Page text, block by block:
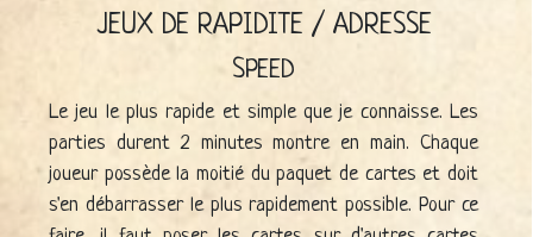
JEUX DE RAPIDITE / ADRESSE
SPEED
Le jeu le plus rapide et simple que je connaisse. Les
parties durent 2 minutes montre en main. Chaque
joueur possède la moitié du paquet de cartes et doit
s'en débarrasser le plus rapidement possible. Pour ce